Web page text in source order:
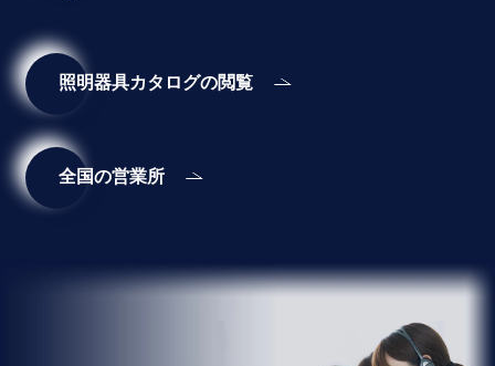
照明器具カタログの閲覧
全国の営業所